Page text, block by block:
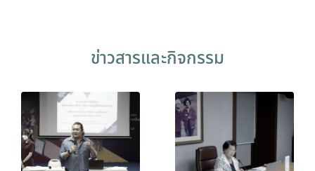
ข่าวสารและกิจกรรม